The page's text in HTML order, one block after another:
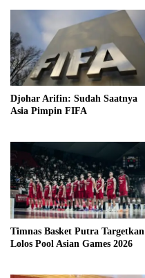
Djohar Arifin: Sudah Saatnya
Asia Pimpin FIFA
Timnas Basket Putra Targetkan
Lolos Pool Asian Games 2026